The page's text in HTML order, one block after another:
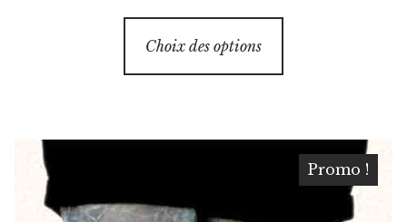
prix
initial
prix
actuel
Choix des options
a
Les
options
Promo !